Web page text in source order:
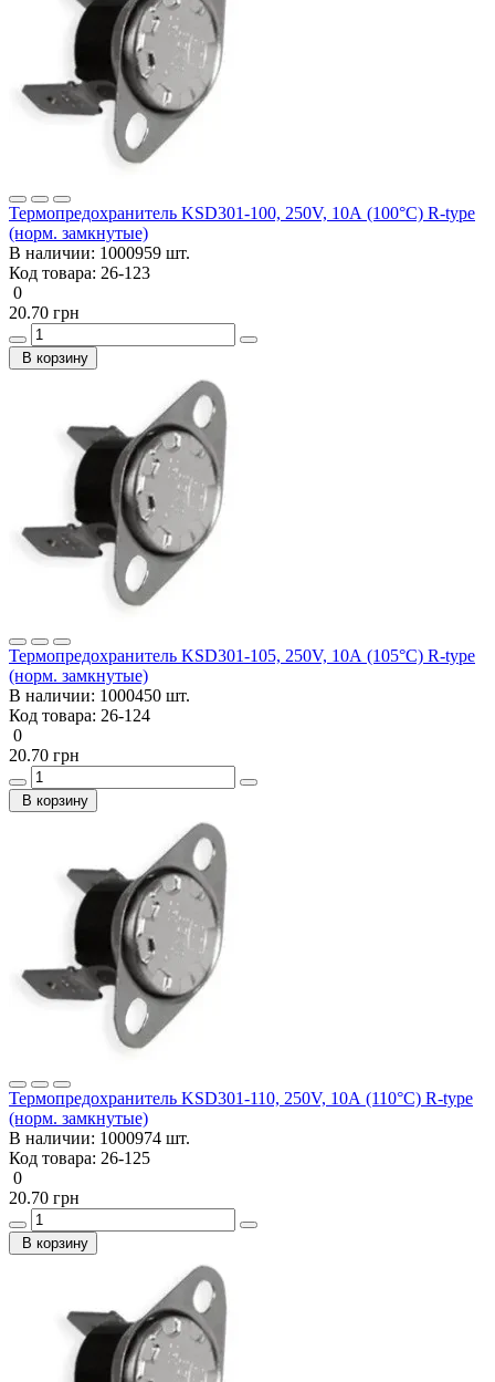
Термопредохранитель KSD301-100, 250V, 10А (100°C) R-type
(норм. замкнутые)
В наличии: 1000959 шт.
Код товара: 26-123
0
20.70 грн
В корзину
Термопредохранитель KSD301-105, 250V, 10А (105°C) R-type
(норм. замкнутые)
В наличии: 1000450 шт.
Код товара: 26-124
0
20.70 грн
В корзину
Термопредохранитель KSD301-110, 250V, 10А (110°C) R-type
(норм. замкнутые)
В наличии: 1000974 шт.
Код товара: 26-125
0
20.70 грн
В корзину